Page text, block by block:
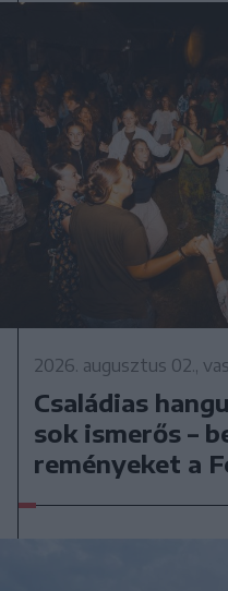
2026. augusztus 02.,
Családias
sok ismerős –
reményeket a